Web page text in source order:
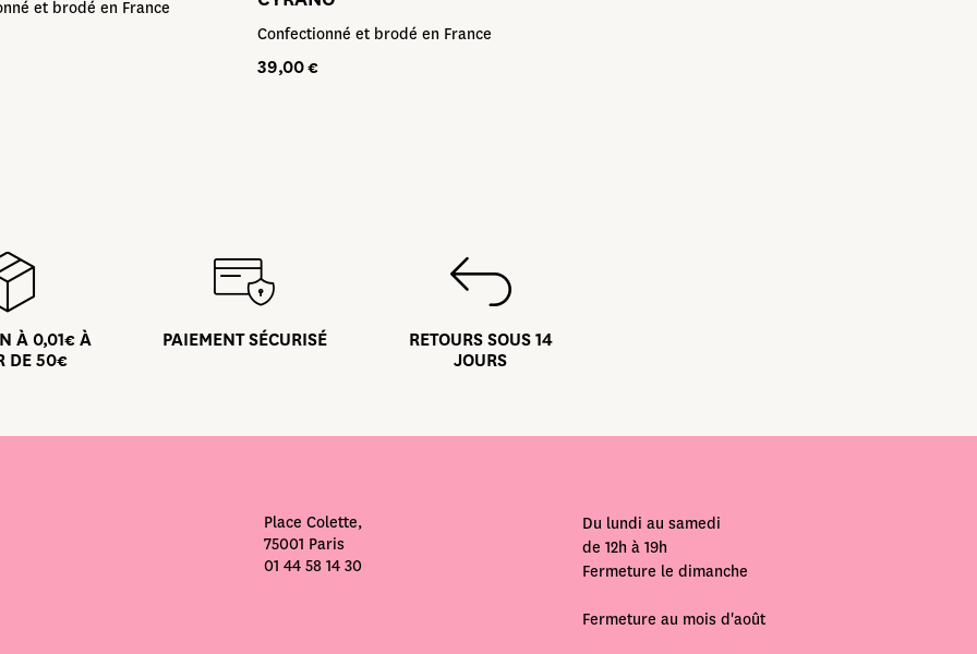
et brodé en France
Confectionné et brodé en France
39,00€
À 0,01€ À
DE 50€
PAIEMENT SÉCURISÉ
RETOURS SOUS 14
JOURS
Place Colette,
75001 Paris
01 44 58 14 30
Du lundi au samedi
de 12h à 19h
Fermeture le dimanche
Fermeture au mois d'août